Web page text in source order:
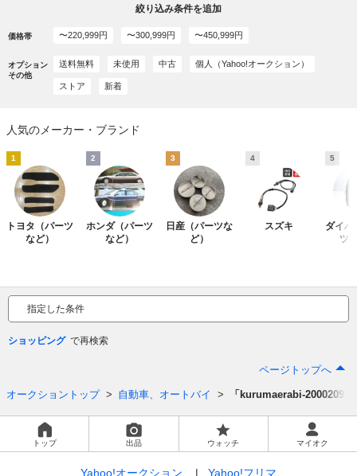
絞り込み条件を追加
価格帯 〜220,999円 〜300,999円 〜450,999円
オプション
その他
送料無料 未使用 中古 個人（Yahoo!オークション）
ストア 新着
人気のメーカー・ブランド
1
トヨタ（パーツ
など）
2
ホンダ（パーツ
など）
3
日産（パーツな
ど）
4
スズキ
5
ダイハ
ツ
指定した条件
ショッピング
ページトップへ
オークショントップ 自動車、オートバイ 「kurumaerabi-
トップ 出品 ウォッチ マイオク
Yahoo!オークション Yahoo!フリマ